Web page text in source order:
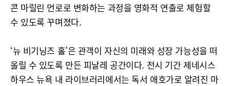
콘 마릴린 먼로로 변화하는 과정을 영화적 연출로 체험할
수 있도록 꾸며졌다.
‘뉴 비기닝즈 홀’은 관객이 자신의 미래와 성장 가능성을 떠
올릴 수 있도록 만든 피날레 공간이다. 전시 기간 제네시스
하우스 뉴욕 내 라이브러리에서는 독서 애호가로 알려진 마